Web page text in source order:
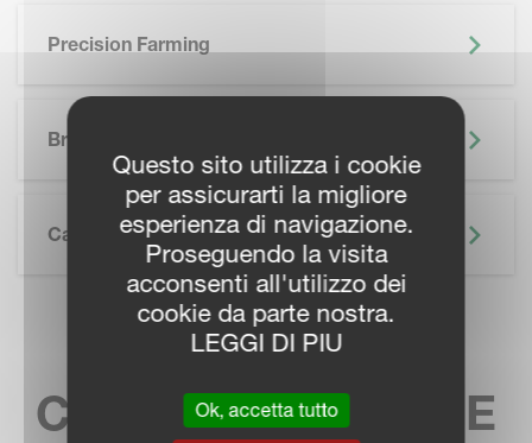
Precision Farming
Brochure
SKIP BROCHURE
Caratteristiche Tecniche
TROVA IL TUO
CONTATTO LOCALE
Questo sito utilizza i cookie
per assicurarti la migliore
esperienza di navigazione.
Proseguendo la visita
acconsenti all'utilizzo dei
cookie da parte nostra.
LEGGI DI PIU
Ok, accetta tutto